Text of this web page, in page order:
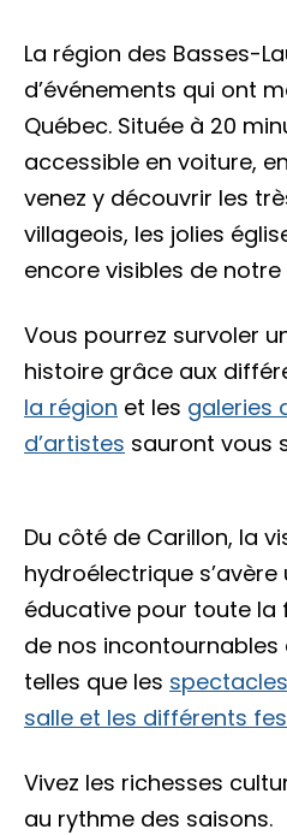
Restaurants
Escapades
Trouvez des
Blogue
Carte des attraits
Calendrier
Mariages
Nous joindre
La région des Basses-
d’événements qui ont
Québec. Située à 20
accessible en voiture,
venez y découvrir les
villageois, les jolies
encore visibles de notre
Vous pourrez survoler
histoire grâce aux
la région et les galeries
d’artistes sauront vous
Du côté de Carillon, la
hydroélectrique
éducative pour toute la
de nos
telles que les
salle et les différents
Vivez les richesses
au rythme des saisons.